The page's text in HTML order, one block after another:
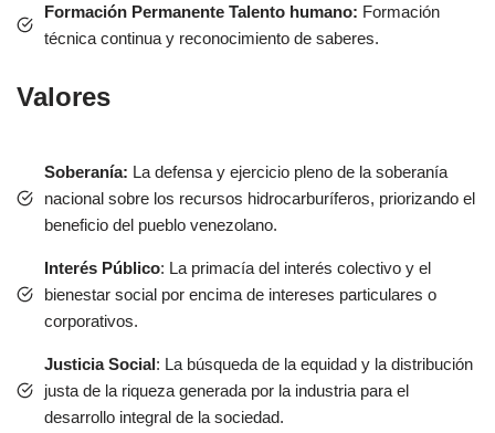
Formación Permanente Talento humano: Formación
técnica continua y reconocimiento de saberes.
Valores
Soberanía: La defensa y ejercicio pleno de la soberanía
nacional sobre los recursos hidrocarburíferos, priorizando el
beneficio del pueblo venezolano.
Interés Público: La primacía del interés colectivo y el
bienestar social por encima de intereses particulares o
corporativos.
Justicia Social: La búsqueda de la equidad y la distribución
justa de la riqueza generada por la industria para el
desarrollo integral de la sociedad.